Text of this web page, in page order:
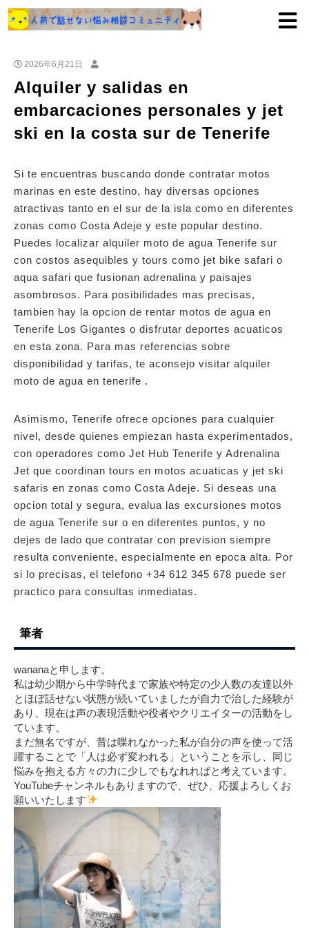
2026年6月21日
Alquiler y salidas en
embarcaciones personales y jet
ski en la costa sur de Tenerife
Si te encuentras buscando donde contratar motos
marinas en este destino, hay diversas opciones
atractivas tanto en el sur de la isla como en diferentes
zonas como Costa Adeje y este popular destino.
Puedes localizar alquiler moto de agua Tenerife sur
con costos asequibles y tours como jet bike safari o
aqua safari que fusionan adrenalina y paisajes
asombrosos. Para posibilidades mas precisas,
tambien hay la opcion de rentar motos de agua en
Tenerife Los Gigantes o disfrutar deportes acuaticos
en esta zona. Para mas referencias sobre
disponibilidad y tarifas, te aconsejo visitar alquiler
moto de agua en tenerife .
Asimismo, Tenerife ofrece opciones para cualquier
nivel, desde quienes empiezan hasta experimentados,
con operadores como Jet Hub Tenerife y Adrenalina
Jet que coordinan tours en motos acuaticas y jet ski
safaris en zonas como Costa Adeje. Si deseas una
opcion total y segura, evalua las excursiones motos
de agua Tenerife sur o en diferentes puntos, y no
dejes de lado que contratar con prevision siempre
resulta conveniente, especialmente en epoca alta. Por
si lo precisas, el telefono +34 612 345 678 puede ser
practico para consultas inmediatas.
筆者
wananaと申します。
私は幼少期から中学時代まで家族や特定の少人数の友達以外
とほぼ話せない状態が続いていましたが自力で治した経験が
あり、現在は声の表現活動や役者やクリエイターの活動をし
ています。
まだ無名ですが、昔は喋れなかった私が自分の声を使って活
躍することで「人は必ず変われる」ということを示し、同じ
悩みを抱える方々の力に少しでもなれればと考えています。
YouTubeチャンネルもありますので、ぜひ、応援よろしくお
願いいたします